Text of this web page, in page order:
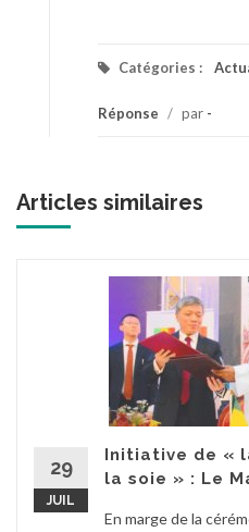
Catégories :
Réponse / par -
Articles similaires
29
JUIL
Initiative de «
la soie » : Le
En marge de la